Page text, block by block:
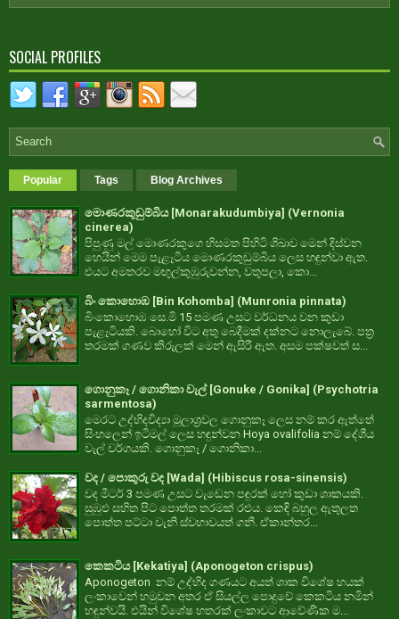
SOCIAL PROFILES
Popular Tags Blog Archives
මොණරකුඩුම්බිය [Monarakudumbiya] (Vernonia
cinerea)
පිපුණු මල් මොණරකුගෙ හිසමත පිහිටි ශිඛාව මෙන් දිස්වන
හෙයින් මෙම පැළෑටිය මොණරකුඩුම්බිය ලෙස හඳුන්වා ඇත.
එයට අමතරව මඟුල්කුඹුරුවන්න, වතුපලා, කො...
බිං කොහොඹ [Bin Kohomba] (Munronia pinnata)
බිංකොහොඹ සෙ.මි 15 පමණ උසට වර්ධනය වන කුඩා
පැළෑටියකි. බොහෝ විට අතු බෙදීමක් දක්නට නොලැබේ. පත්‍ර
තරමක් ගණව කිරුලක් මෙන් ඇසිරී ඇත. අසම පක්ෂවත් ස...
ගොනුකෑ / ගොනිකා වැල් [Gonuke / Gonika] (Psychotria
sarmentosa)
මෙරට උද්භිදවිද්‍යා මූලාශ්‍රවල ගොනුකෑ ලෙස නම් කර ඇත්තේ
සිංහලෙන් ඉටිමල් ලෙස හඳුන්වන Hoya ovalifolia නම් දේශීය
වැල් වර්ගයකි. ගොනුකෑ / ගොනිකා...
වද / පොකුරු වද [Wada] (Hibiscus rosa-sinensis)
වද මීටර් 3 පමණ උසට වැඩෙන පඳුරක් හෝ කුඩා ශාකයකි.
සුඹුළු සහිත පිට පොත්ත තරමක් රළුය. කෙඳි බහුල ඇතුලත
පොත්ත පට්ටා වැනි ස්වභාවයත් ගනී. ඒකාන්තර...
කෙකටිය [Kekatiya] (Aponogeton crispus)
Aponogeton නම් උද්භිද ගණයට අයත් ශාක විශේෂ හයක්
ලංකාවෙන් හමුවන අතර ඒ සියල්ල පොදුවේ කෙකටිය නමින්
හඳුන්වයි. එයින් විශේෂ හතරක් ලංකාවට ආවේණික ම...